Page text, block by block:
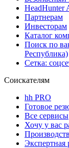
HeadHunter
Партнерам
Инвесторам
Каталог
Поиск по
Республика)
Сетка:
Соискателям
hh PRO
Готовое
Все сервисы
Хочу у вас
Экспертная